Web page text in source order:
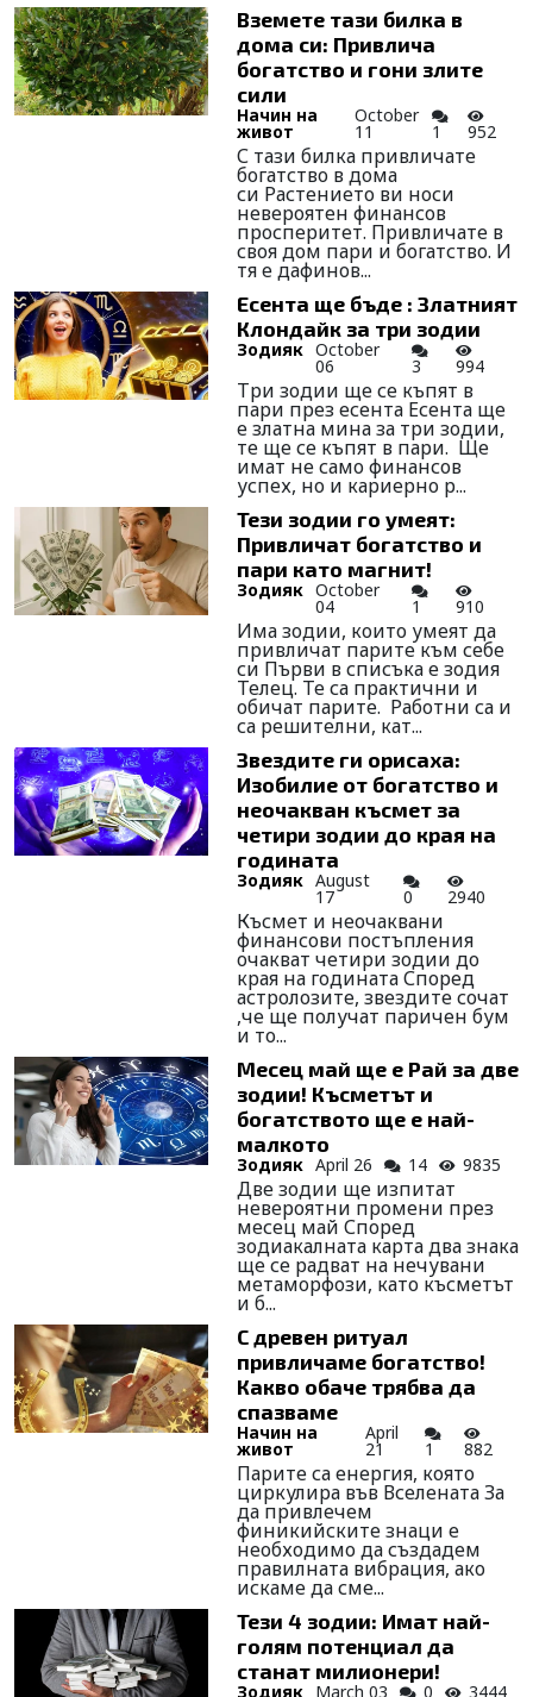
Вземете тази билка в
дома си: Привлича
богатство и гони злите
сили
Начин на
живот
October
11 1 952
С тази билка привличате
богатство в дома
си Растението ви носи
невероятен финансов
просперитет. Привличате в
своя дом пари и богатство. И
тя е дафинов...
Есента ще бъде : Златният
Клондайк за три зодии
Зодияк October
06 3 994
Три зодии ще се къпят в
пари през есента Есента ще
е златна мина за три зодии,
те ще се къпят в пари. Ще
имат не само финансов
успех, но и кариерно р...
Тези зодии го умеят:
Привличат богатство и
пари като магнит!
Зодияк October
04 1 910
Има зодии, които умеят да
привличат парите към себе
си Първи в списъка е зодия
Телец. Те са практични и
обичат парите. Работни са и
са решителни, кат...
Звездите ги орисаха:
Изобилие от богатство и
неочакван късмет за
четири зодии до края на
годината
Зодияк August
17 0 2940
Късмет и неочаквани
финансови постъпления
очакват четири зодии до
края на годината Според
астролозите, звездите сочат
,че ще получат паричен бум
и то...
Месец май ще е Рай за две
зодии! Късметът и
богатството ще е най-
малкото
Зодияк April 26 14 9835
Две зодии ще изпитат
невероятни промени през
месец май Според
зодиакалната карта два знака
ще се радват на нечувани
метаморфози, като късметът
и б...
С древен ритуал
привличаме богатство!
Какво обаче трябва да
спазваме
Начин на
живот
April
21 1 882
Парите са енергия, която
циркулира във Вселената За
да привлечем
финикийските знаци е
необходимо да създадем
правилната вибрация, ако
искаме да сме...
Тези 4 зодии: Имат най-
голям потенциал да
станат милионери!
Зодияк March 03 0 3444